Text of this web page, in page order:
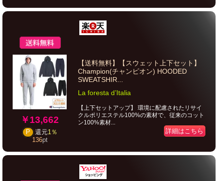
￥13,662
P 還元1％
136pt
【送料無料】【スウェット上下セット】
Champion(チャンピオン) HOODED
SWEATSHIR...
La foresta d’Italia
【上下セットアップ】 環境に配慮されたリサイ
クルポリエステル100%の素材で、従来のコット
ン100%素材...
詳細はこちら